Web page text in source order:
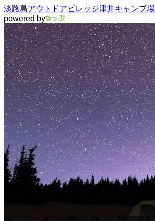
淡路島アウトドアビレッジ津井キャンプ場
powered by